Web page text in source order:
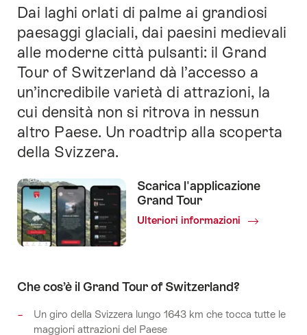
conducono
direttamente
ai
punti
di
di
questo
sito.
Introduzione
Dai laghi orlati di palme ai grandiosi
paesaggi glaciali, dai paesini medievali
alle moderne città pulsanti: il Grand
Tour of Switzerland dà l’accesso a
un’incredibile varietà di attrazioni, la
cui densità non si ritrova in nessun
altro Paese. Un roadtrip alla scoperta
della Svizzera.
Scarica l'applicazione
Grand Tour
Ulteriori informazioni
Che cos’è il Grand Tour of Switzerland?
Un giro della Svizzera lungo 1643 km che tocca tutte le
maggiori attrazioni del Paese